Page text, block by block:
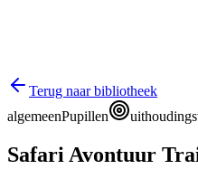
Terug naar bibliotheek
algemeenPupillen
Safari Avontuur